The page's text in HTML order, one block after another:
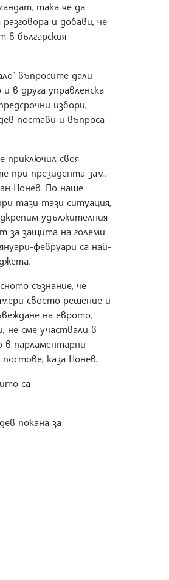
така че да
и добави, че
в българския
въпросите дали
в друга управленска
избори,
постави и въпроса
приключил своя
при президента зам.-
Цонев. По наше
тази тази ситуация,
удължителния
за защита на големи
февруари са най-
съзнание, че
своето решение и
на еврото,
не сме участвали в
в парламентарни
каза Цонев.
са
покана за